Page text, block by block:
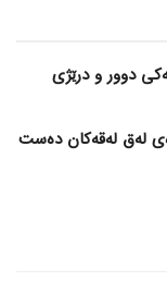
دوور و درێژی
لەق لەقەکان دەست